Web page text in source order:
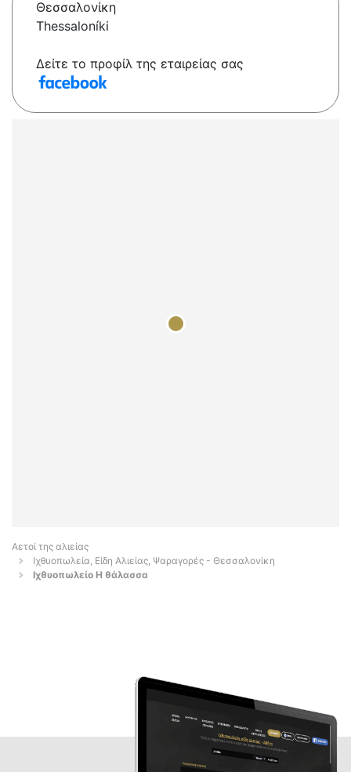
Θεσσαλονίκη
Thessaloníki
Δείτε το προφίλ της εταιρείας σας
Αετοί της αλιείας
Ιχθυοπωλεία, Είδη Αλιείας, Ψαραγορές - Θεσσαλονίκη
Ιχθυοπωλείο Η θάλασσα